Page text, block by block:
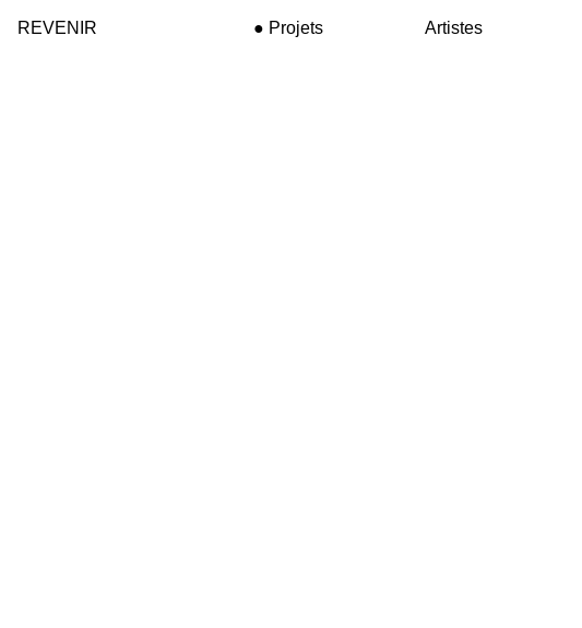
REVENIR Projets Artistes